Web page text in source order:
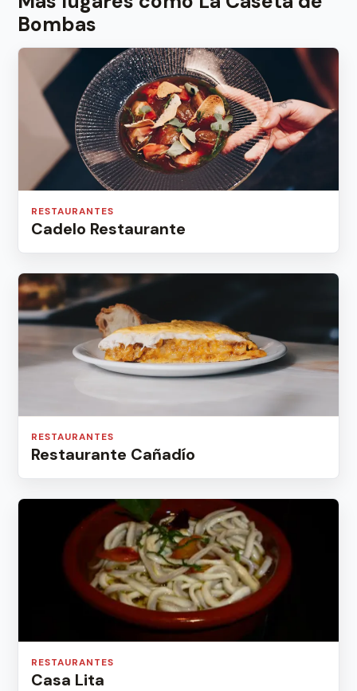
Bombas
RESTAURANTES
Cadelo Restaurante
RESTAURANTES
Restaurante Cañadío
RESTAURANTES
Casa Lita